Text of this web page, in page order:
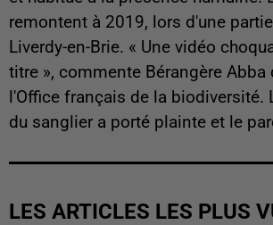
remontent à 2019, lors d'une
Liverdy-en-Brie. « Une vidéo
titre », commente Bérangère Abba
l'Office français de la biodiversité.
du sanglier a porté plainte et le
LES ARTICLES LES PLUS